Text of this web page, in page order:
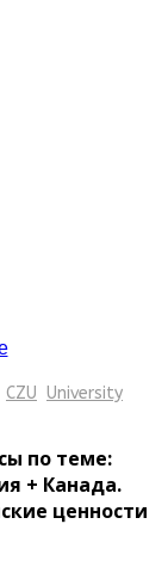
CZU University
по теме:
+ Канада.
ценности